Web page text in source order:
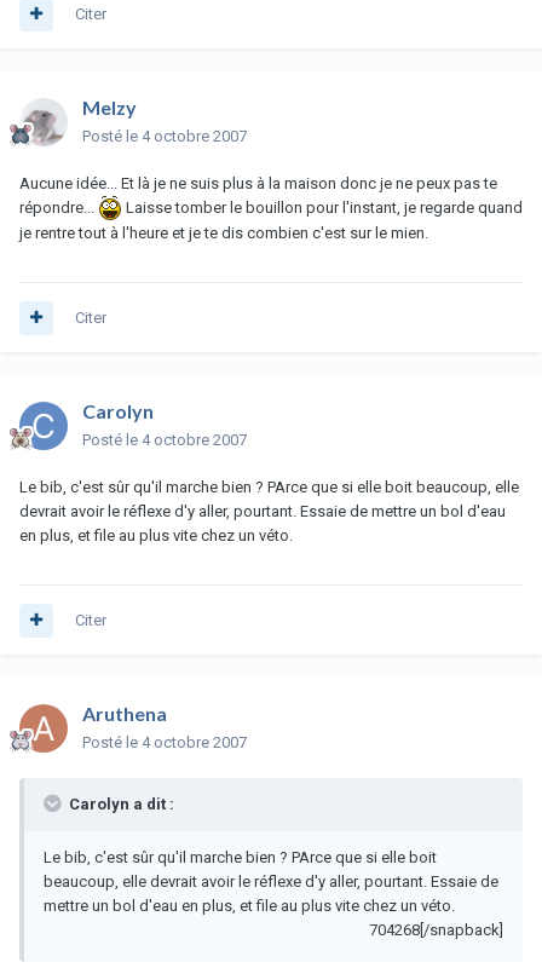
Citer
Melzy
Posté le 4 octobre 2007
Aucune idée... Et là je ne suis plus à la maison donc je ne peux pas te
répondre...
Laisse tomber le bouillon pour l'instant, je regarde quand
je rentre tout à l'heure et je te dis combien c'est sur le mien.
Citer
Carolyn
Posté le 4 octobre 2007
Le bib, c'est sûr qu'il marche bien ? PArce que si elle boit beaucoup, elle
devrait avoir le réflexe d'y aller, pourtant. Essaie de mettre un bol d'eau
en plus, et file au plus vite chez un véto.
Citer
Aruthena
Posté le 4 octobre 2007
Carolyn a dit :
Le bib, c'est sûr qu'il marche bien ? PArce que si elle boit
beaucoup, elle devrait avoir le réflexe d'y aller, pourtant. Essaie de
mettre un bol d'eau en plus, et file au plus vite chez un véto.
704268[/snapback]